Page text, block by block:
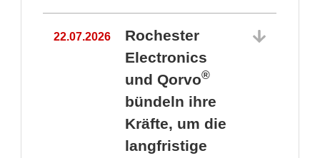
22.07.2026
Rochester
Electronics
und Qorvo®
bündeln ihre
Kräfte, um die
langfristige